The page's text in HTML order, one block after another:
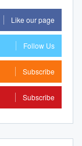
Like our page
Follow Us
Subscribe
Subscribe